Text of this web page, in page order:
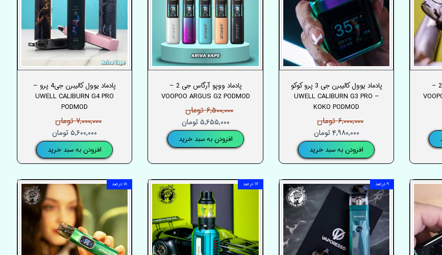
پادماد ووپو آرگاس پی 2 –
پادماد یوول کالیبرن جی 3 پرو کوکو
– UWELL CALIBURN G3 PRO
KOKO PODMOD
۶,۰۰۰,۰۰۰ تومان
۴,۹۸۰,۰۰۰ تومان
افزودن به سبد خرید
پادماد ووپو آرگاس جی 2 –
VOOPOO ARGUS G2 PODMOD
۶,۵۰۰,۰۰۰ تومان
۵,۶۵۵,۰۰۰ تومان
افزودن به سبد خرید
پادماد یوول کالیبرن جی4 پرو –
UWELL CALIBURN G4 PRO
PODMOD
۷,۰۰۰,۰۰۰ تومان
۵,۶۰۰,۰۰۰ تومان
افزودن به سبد خرید
۹ درصد ۱۷ درصد ۱۸ درصد